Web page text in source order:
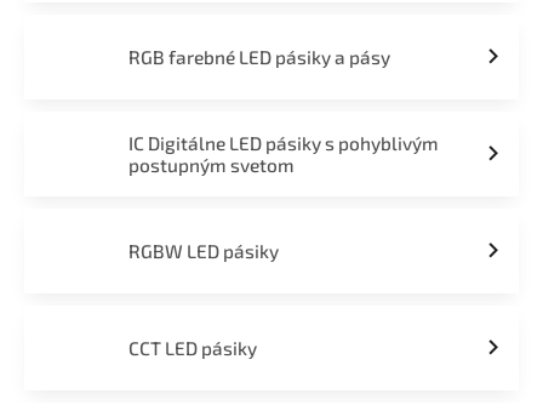
RGB farebné LED pásiky a pásy
IC Digitálne LED pásiky s pohyblivým
postupným svetom
RGBW LED pásiky
CCT LED pásiky